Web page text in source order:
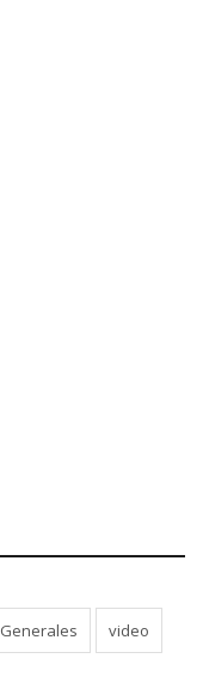
Generales video